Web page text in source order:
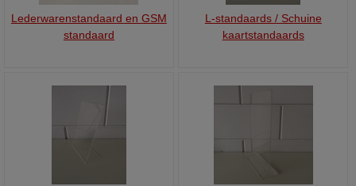
Lederwarenstandaard en GSM
standaard
L-standaards / Schuine
kaartstandaards